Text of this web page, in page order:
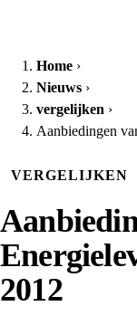
Home ›
Nieuws ›
vergelijken ›
Aanbiedingen
VERGELIJKEN
2012